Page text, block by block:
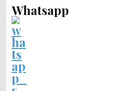
Whatsapp